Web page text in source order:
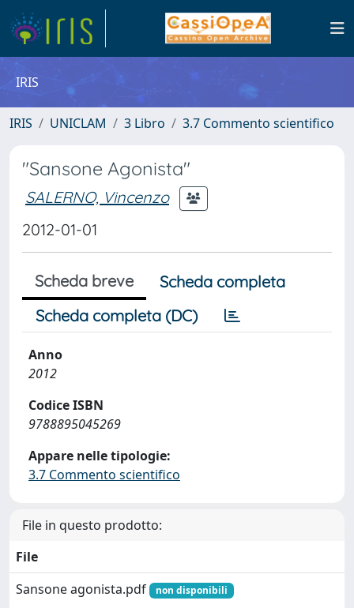
IRIS
IRIS UNICLAM 3 Libro 3.7 Commento scientifico
"Sansone Agonista"
SALERNO, Vincenzo
2012-01-01
Scheda breve
Scheda completa
Scheda completa (DC)
Anno
2012
Codice ISBN
9788895045269
Appare nelle tipologie:
3.7 Commento scientifico
File in questo prodotto:
File
Sansone agonista.pdf
non disponibili